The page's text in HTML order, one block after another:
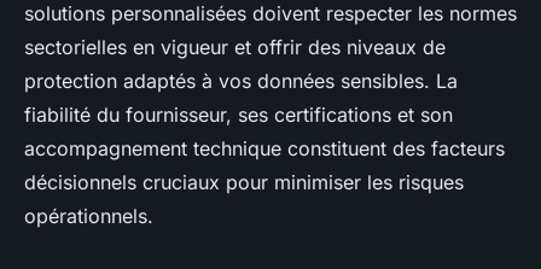
solutions personnalisées doivent respecter les normes
sectorielles en vigueur et offrir des niveaux de
protection adaptés à vos données sensibles. La
fiabilité du fournisseur, ses certifications et son
accompagnement technique constituent des facteurs
décisionnels cruciaux pour minimiser les risques
opérationnels.